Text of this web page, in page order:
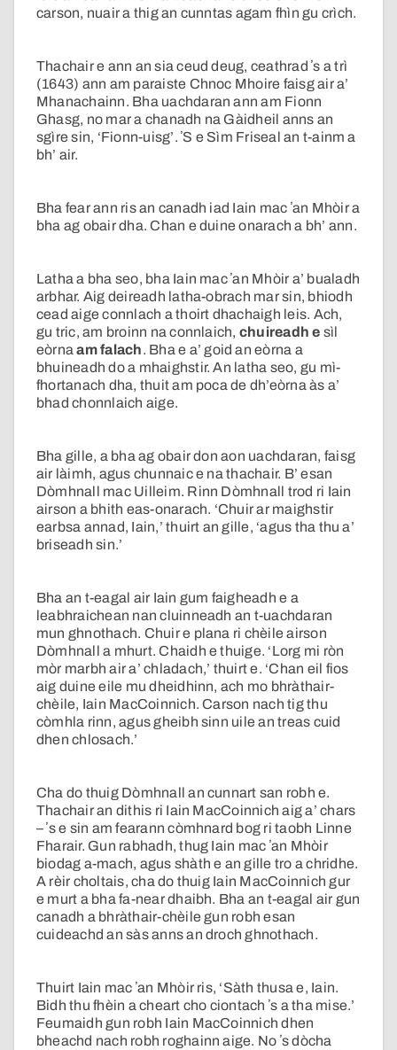
carson, nuair a thig an cunntas agam fhìn gu crìch.
Thachair e ann an sia ceud deug, ceathrad ʼs a trì
(1643) ann am paraiste Chnoc Mhoire faisg air a’
Mhanachainn. Bha uachdaran ann am Fionn
Ghasg, no mar a chanadh na Gàidheil anns an
sgìre sin, ‘Fionn-uisg’. ʼS e Sìm Friseal an t-ainm a
bh’ air.
Bha fear ann ris an canadh iad Iain mac ʼan Mhòir a
bha ag obair dha. Chan e duine onarach a bh’ ann.
Latha a bha seo, bha Iain mac ʼan Mhòir a’ bualadh
arbhar. Aig deireadh latha-obrach mar sin, bhiodh
cead aige connlach a thoirt dhachaigh leis. Ach,
gu tric, am broinn na connlaich, chuireadh e sìl
eòrnaam falach. Bha e a’ goid an eòrna a
bhuineadh do a mhaighstir. An latha seo, gu mì-
fhortanach dha, thuit am poca de dh’eòrna às a’
bhad chonnlaich aige.
Bha gille, a bha ag obair don aon uachdaran, faisg
air làimh, agus chunnaic e na thachair. B’ esan
Dòmhnall mac Uilleim. Rinn Dòmhnall trod ri Iain
airson a bhith eas-onarach. ‘Chuir ar maighstir
earbsa annad, Iain,’ thuirt an gille, ‘agus tha thu a’
briseadh sin.’
Bha an t-eagal air Iain gum faigheadh e a
leabhraichean nan cluinneadh an t-uachdaran
mun ghnothach. Chuir e plana ri chèile airson
Dòmhnall a mhurt. Chaidh e thuige. ‘Lorg mi ròn
mòr marbh air a’ chladach,’ thuirt e. ‘Chan eil fios
aig duine eile mu dheidhinn, ach mo bhràthair-
chèile, Iain MacCoinnich. Carson nach tig thu
còmhla rinn, agus gheibh sinn uile an treas cuid
dhen chlosach.’
Cha do thuig Dòmhnall an cunnart san robh e.
Thachair an dithis ri Iain MacCoinnich aig a’ chars
– ʼs e sin am fearann còmhnard bog ri taobh Linne
Fharair. Gun rabhadh, thug Iain mac ʼan Mhòir
biodag a-mach, agus shàth e an gille tro a chridhe.
A rèir choltais, cha do thuig Iain MacCoinnich gur
e murt a bha fa-near dhaibh. Bha an t-eagal air gun
canadh a bhràthair-chèile gun robh esan
cuideachd an sàs anns an droch ghnothach.
Thuirt Iain mac ʼan Mhòir ris, ‘Sàth thusa e, Iain.
Bidh thu fhèin a cheart cho ciontach ʼs a tha mise.’
Feumaidh gun robh Iain MacCoinnich dhen
bheachd nach robh roghainn aige. No ʼs dòcha